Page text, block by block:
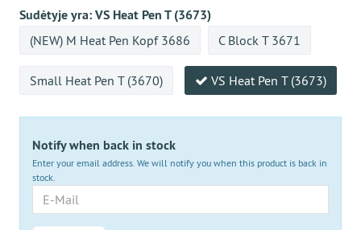
Sudėtyje yra:VS Heat Pen T (3673)
(NEW) M Heat Pen Kopf 3686 C Block T 3671
Small Heat Pen T (3670) VS Heat Pen T (3673)
Notify when back in stock
Enter your email address. We will notify you when this product is back in
stock.
Mail